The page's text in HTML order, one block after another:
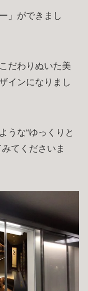
男女別 洋式トイレ
式たばこのみ
フェ＆バー
ート空間
」ができまし
だわりぬいた美
インになりまし
うな“ゆっくりと
てくださいま